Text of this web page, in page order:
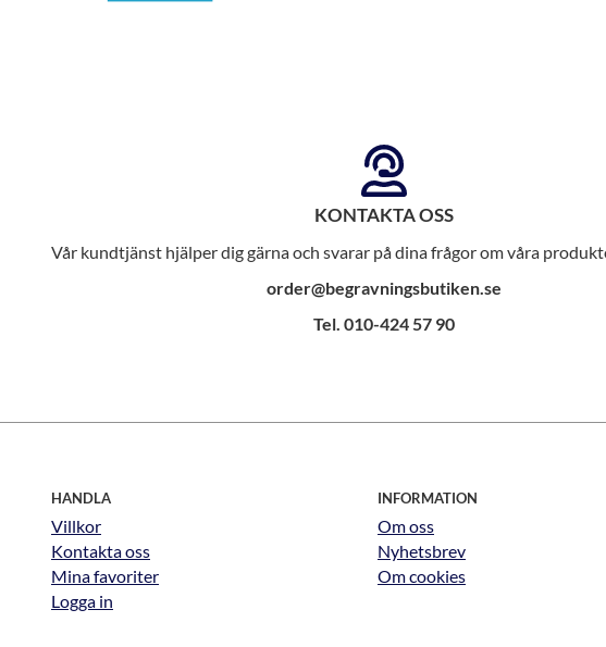
KONTAKTA OSS
Vår kundtjänst hjälper dig gärna och svarar på dina frågor om våra
order@begravningsbutiken.se
Tel. 010-424 57 90
HANDLA
Villkor
Kontakta oss
Mina favoriter
Logga in
INFORMATION
Om oss
Nyhetsbrev
Om cookies